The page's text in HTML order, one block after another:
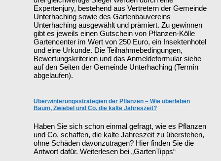
Expertenjury, bestehend aus Vertretern der Gemeinde
Unterhaching sowie des Gartenbauvereins
Unterhaching ausgewählt und prämiert. Zu gewinnen
gibt es jeweils einen Gutschein von Pflanzen-Kölle
Gartencenter im Wert von 250 Euro, ein Insektenhotel
und eine Urkunde. Die Teilnahmebedingungen,
Bewertungskriterien und das Anmeldeformular siehe
auf den Seiten der Gemeinde Unterhaching (Termin
abgelaufen).
Überwinterungsstrategien der Pflanzen – Wie überleben
Baum, Zwiebel und Co. die kalte Jahreszeit?
Haben Sie sich schon einmal gefragt, wie es Pflanzen
und Co. schaffen, die kalte Jahreszeit zu überstehen,
ohne Schäden davonzutragen? Hier finden Sie die
Antwort dafür. Weiterlesen bei „GartenTipps“